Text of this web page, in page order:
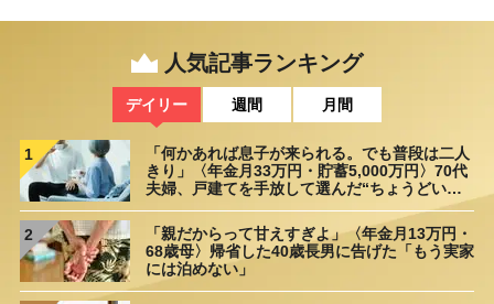
人気記事ランキング
デイリー 週間 月間
1
「何かあれば息子が来られる。でも普段は二人
きり」〈年金月33万円・貯蓄5,000万円〉70代
夫婦、戸建てを手放して選んだ“ちょうどいい
距離”
2
「親だからって甘えすぎよ」〈年金月13万円・
68歳母〉帰省した40歳長男に告げた「もう実家
には泊めない」